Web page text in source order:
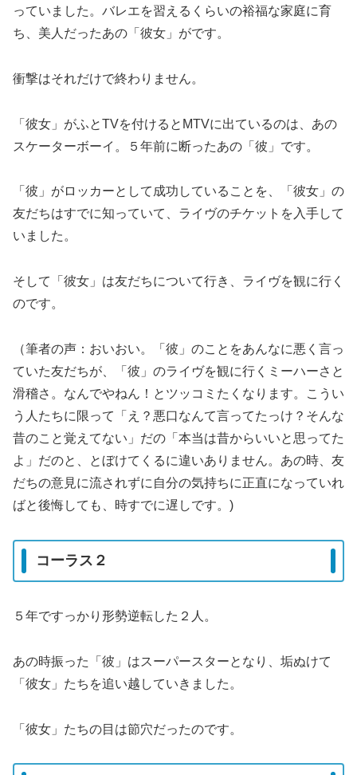
っていました。バレエを習えるくらいの裕福な家庭に育
ち、美人だったあの「彼女」がです。
衝撃はそれだけで終わりません。
「彼女」がふとTVを付けるとMTVに出ているのは、あの
スケーターボーイ。５年前に断ったあの「彼」です。
「彼」がロッカーとして成功していることを、「彼女」の
友だちはすでに知っていて、ライヴのチケットを入手して
いました。
そして「彼女」は友だちについて行き、ライヴを観に行く
のです。
（筆者の声：おいおい。「彼」のことをあんなに悪く言っ
ていた友だちが、「彼」のライヴを観に行くミーハーさと
滑稽さ。なんでやねん！とツッコミたくなります。こうい
う人たちに限って「え？悪口なんて言ってたっけ？そんな
昔のこと覚えてない」だの「本当は昔からいいと思ってた
よ」だのと、とぼけてくるに違いありません。あの時、友
だちの意見に流されずに自分の気持ちに正直になっていれ
ばと後悔しても、時すでに遅しです。)
コーラス２
５年ですっかり形勢逆転した２人。
あの時振った「彼」はスーパースターとなり、垢ぬけて
「彼女」たちを追い越していきました。
「彼女」たちの目は節穴だったのです。